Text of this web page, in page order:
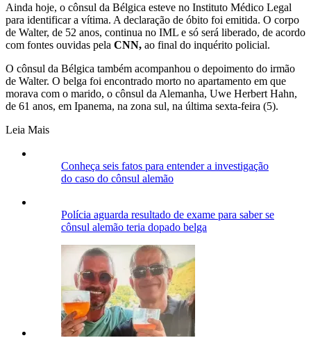
Ainda hoje, o cônsul da Bélgica esteve no Instituto Médico Legal
para identificar a vítima. A declaração de óbito foi emitida. O corpo
de Walter, de 52 anos, continua no IML e só será liberado, de acordo
com fontes ouvidas pela CNN, ao final do inquérito policial.
O cônsul da Bélgica também acompanhou o depoimento do irmão
de Walter. O belga foi encontrado morto no apartamento em que
morava com o marido, o cônsul da Alemanha, Uwe Herbert Hahn,
de 61 anos, em Ipanema, na zona sul, na última sexta-feira (5).
Leia Mais
Conheça seis fatos para entender a investigação
do caso do cônsul alemão
Polícia aguarda resultado de exame para saber se
cônsul alemão teria dopado belga